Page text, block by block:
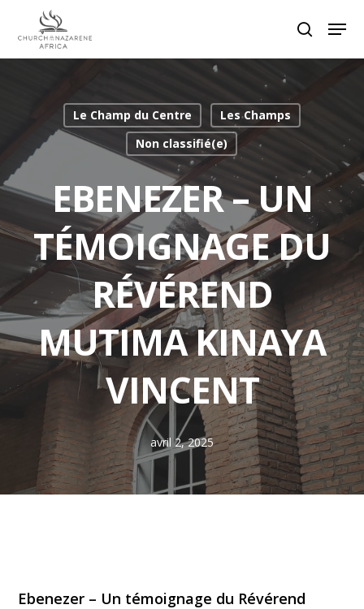
Hit enter to search or ESC to close
Le Champ du Centre
Les Champs
Non classifié(e)
EBENEZER – UN
TÉMOIGNAGE DU
RÉVÉREND
MUTIMA KINAYA
VINCENT
avril 2, 2025
Ebenezer – Un témoignage du Révérend